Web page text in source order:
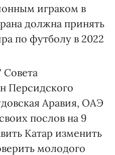
играком в
должна принять
по футболу в 2022
Совета
Персидского
Аравия, ОАЭ
послов на 9
Катар изменить
молодого